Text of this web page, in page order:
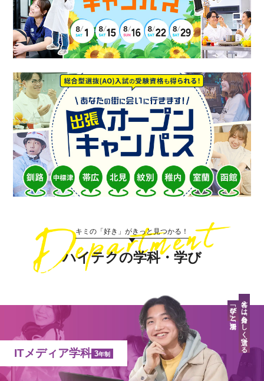
キミの「好き」がきっと見つかる！
ハイテクの学科・学び
ITメディア学科 3年制
答えは「自分らしく」選べる
「学び」と「場所」